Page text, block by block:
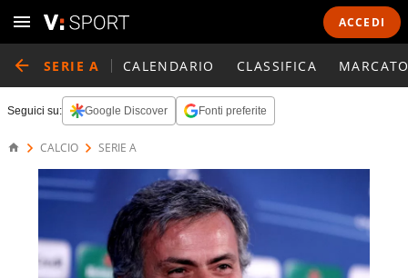
ACCEDI
SERIE A CALENDARIO CLASSIFICA
Seguici su: Google Discover Fonti preferite
CALCIO SERIE A